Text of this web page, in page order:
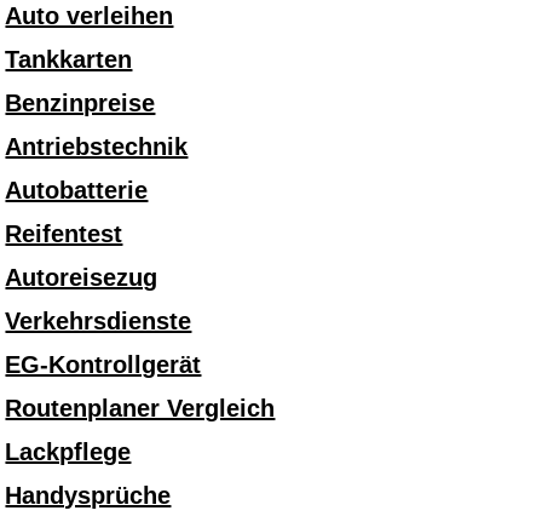
Auto verleihen
Tankkarten
Benzinpreise
Antriebstechnik
Autobatterie
Reifentest
Autoreisezug
Verkehrsdienste
EG-Kontrollgerät
Routenplaner Vergleich
Lackpflege
Handysprüche